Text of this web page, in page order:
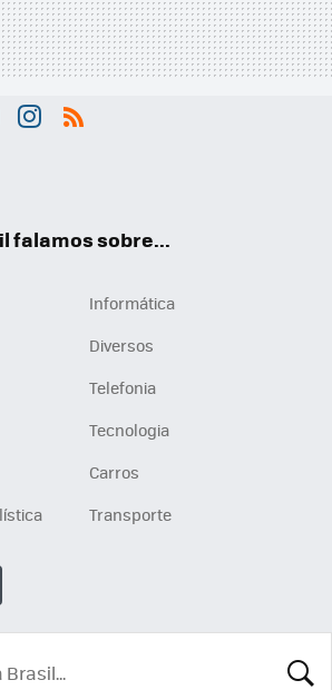
falamos sobre...
Informática
Diversos
Telefonia
Tecnologia
Carros
Transporte